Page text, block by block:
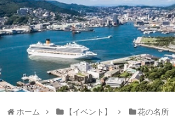
ホーム 【イベント】 花の名所